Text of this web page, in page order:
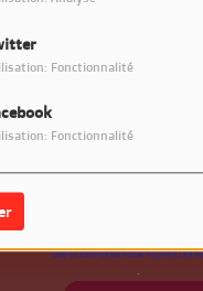
Fonctionnalité
Fonctionnalité
.